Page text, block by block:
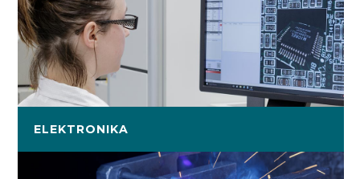
ELEKTRONIKA